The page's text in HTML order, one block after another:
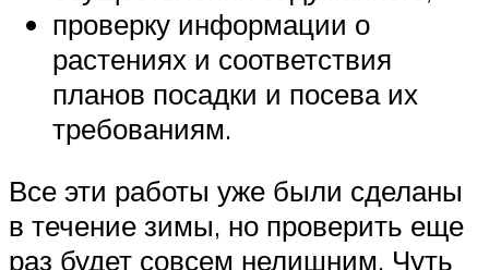
проверку информации о
растениях и соответствия
планов посадки и посева их
требованиям.
Все эти работы уже были сделаны
в течение зимы, но проверить еще
раз будет совсем нелишним. Чуть